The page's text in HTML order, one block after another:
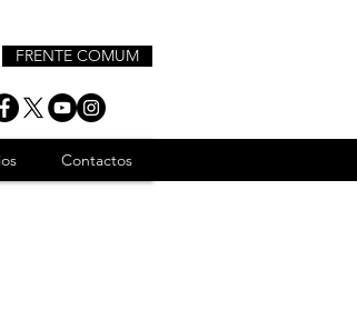
FRENTE COMUM
Contactos